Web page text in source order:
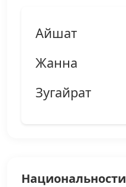
Айшат
Жанна
Зугайрат
Национальности